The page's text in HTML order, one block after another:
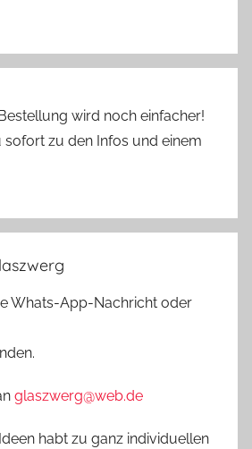
wird noch einfacher!
zu den Infos und einem
Whats-App-Nachricht oder
glaszwerg@web.de
habt zu ganz individuellen